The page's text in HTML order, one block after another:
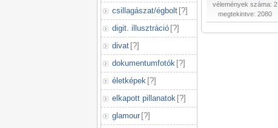
csillagászat/égbolt [?]
digit. illusztráció [?]
divat [?]
dokumentumfotók [?]
életképek [?]
elkapott pillanatok [?]
glamour [?]
vélemények száma: 2
megtekintve: 2080